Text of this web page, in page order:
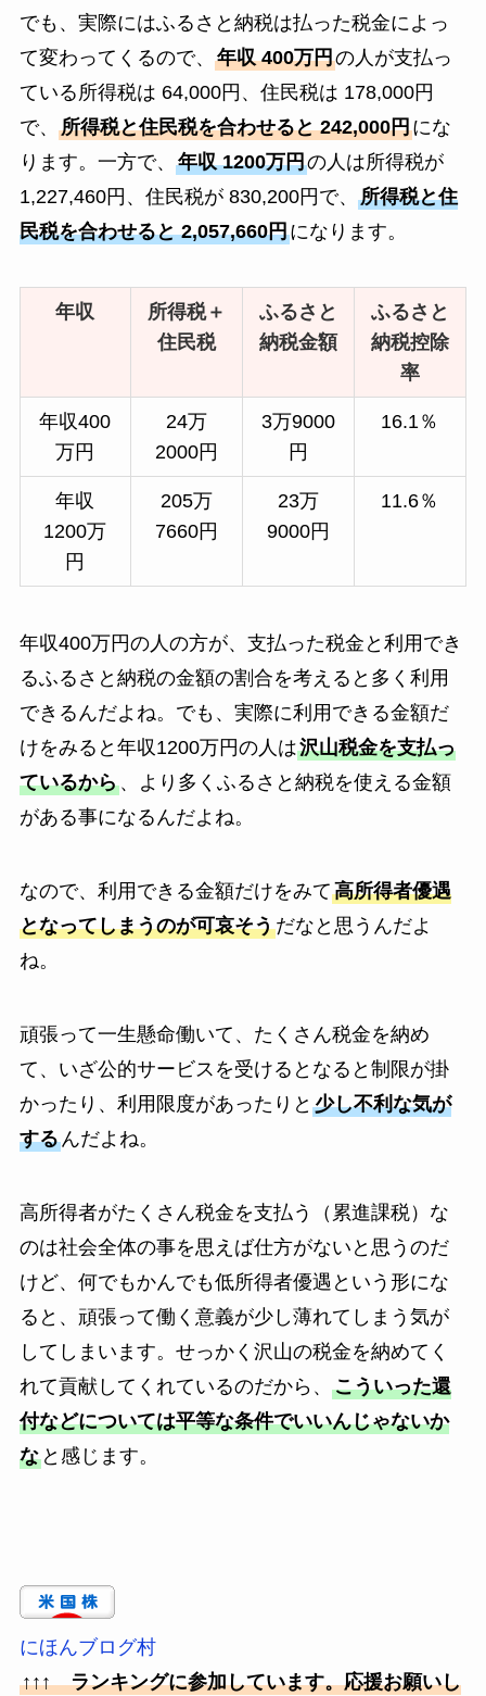
でも、実際にはふるさと納税は払った税金によっ
て変わってくるので、 年収 400万円の人が支払っ
ている所得税は 64,000円、住民税は 178,000円
で、 所得税と住民税を合わせると 242,000円にな
ります。一方で、 年収 1200万円の人は所得税が
1,227,460円、住民税が 830,200円で、 所得税と住
民税を合わせると 2,057,660円になります。
年収
所得税＋
住民税
ふるさと
納税金額
ふるさと
納税控除
率
年収400
万円
24万
2000円
3万9000
円
16.1％
年収
1200万
円
205万
7660円
23万
9000円
11.6％
年収400万円の人の方が、支払った税金と利用でき
るふるさと納税の金額の割合を考えると多く利用
できるんだよね。でも、実際に利用できる金額だ
けをみると年収1200万円の人は沢山税金を支払っ
ているから、より多くふるさと納税を使える金額
がある事になるんだよね。
なので、利用できる金額だけをみて高所得者優遇
となってしまうのが可哀そうだなと思うんだよ
ね。
頑張って一生懸命働いて、たくさん税金を納め
て、いざ公的サービスを受けるとなると制限が掛
かったり、利用限度があったりと 少し不利な気が
するんだよね。
高所得者がたくさん税金を支払う（累進課税）な
のは社会全体の事を思えば仕方がないと思うのだ
けど、何でもかんでも低所得者優遇という形にな
ると、頑張って働く意義が少し薄れてしまう気が
してしまいます。せっかく沢山の税金を納めてく
れて貢献してくれているのだから、 こういった還
付などについては平等な条件でいいんじゃないか
なと感じます。
にほんブログ村
↑↑↑ ランキングに参加しています。応援お願いし